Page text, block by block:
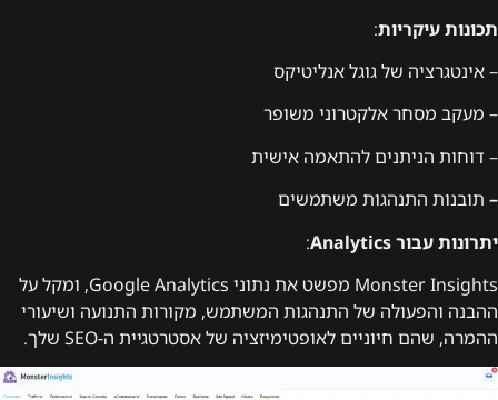
תכונות עיקריות:
– אינטגרציה של גוגל אנליטיקס
– מעקב מסחר אלקטרוני משופר
– דוחות הניתנים להתאמה אישית
– תובנות התנהגות משתמשים
יתרונות עבור Analytics
:
Monster Insights מפשט את נתוני Google Analytics, ומקל על
ההבנה והפעולה של התנהגות המשתמש, מקורות התנועה ושיעורי
ההמרה, שהם חיוניים לאופטימיזציה של אסטרטגיית ה-SEO שלך.